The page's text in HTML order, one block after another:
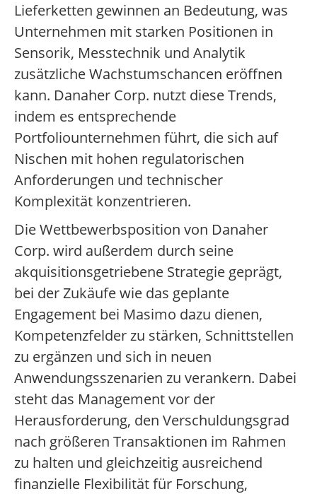
Lieferketten gewinnen an Bedeutung, was
Unternehmen mit starken Positionen in
Sensorik, Messtechnik und Analytik
zusätzliche Wachstumschancen eröffnen
kann. Danaher Corp. nutzt diese Trends,
indem es entsprechende
Portfoliounternehmen führt, die sich auf
Nischen mit hohen regulatorischen
Anforderungen und technischer
Komplexität konzentrieren.
Die Wettbewerbsposition von Danaher
Corp. wird außerdem durch seine
akquisitionsgetriebene Strategie geprägt,
bei der Zukäufe wie das geplante
Engagement bei Masimo dazu dienen,
Kompetenzfelder zu stärken, Schnittstellen
zu ergänzen und sich in neuen
Anwendungsszenarien zu verankern. Dabei
steht das Management vor der
Herausforderung, den Verschuldungsgrad
nach größeren Transaktionen im Rahmen
zu halten und gleichzeitig ausreichend
finanzielle Flexibilität für Forschung,